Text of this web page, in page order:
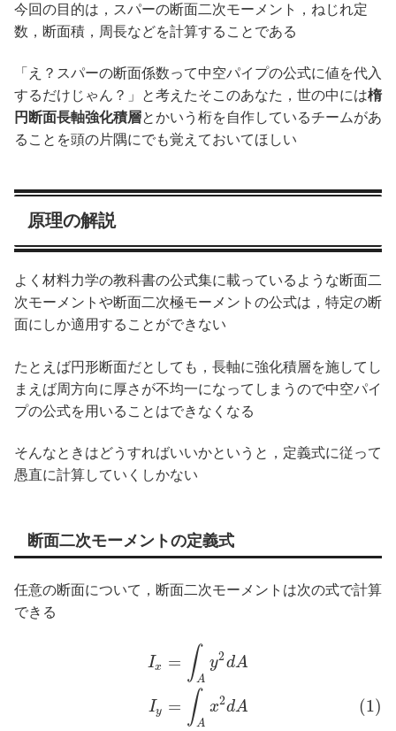
今回の目的は，スパーの断面二次モーメント，ねじれ定
数，断面積，周長などを計算することである
「え？スパーの断面係数って中空パイプの公式に値を代入
するだけじゃん？」と考えたそこのあなた，世の中には楕
円断面長軸強化積層とかいう桁を自作しているチームがあ
ることを頭の片隅にでも覚えておいてほしい
原理の解説
よく材料力学の教科書の公式集に載っているような断面二
次モーメントや断面二次極モーメントの公式は，特定の断
面にしか適用することができない
たとえば円形断面だとしても，長軸に強化積層を施してし
まえば周方向に厚さが不均一になってしまうので中空パイ
プの公式を用いることはできなくなる
そんなときはどうすればいいかというと，定義式に従って
愚直に計算していくしかない
断面二次モーメントの定義式
任意の断面について，断面二次モーメントは次の式で計算
できる
Ix
Iy
=
=
∫A
y2dA
∫A
x2dA (1)